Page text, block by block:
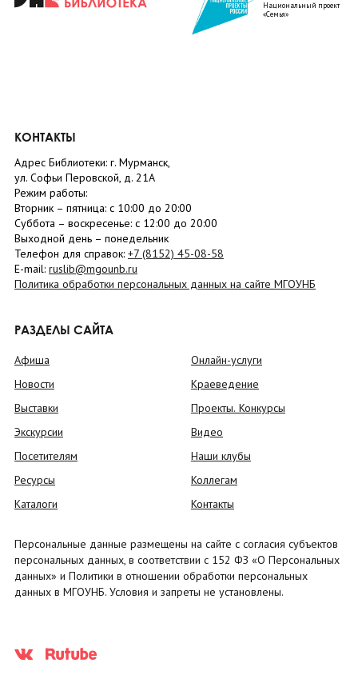
Национальный проект
«Семья»
КОНТАКТЫ
Адрес Библиотеки: г. Мурманск,
ул. Софьи Перовской, д. 21А
Режим работы:
Вторник – пятница: с 10:00 до 20:00
Суббота – воскресенье: c 12:00 до 20:00
Выходной день – понедельник
Телефон для справок: +7 (8152) 45-08-58
E-mail: ruslib@mgounb.ru
Политика обработки персональных данных на сайте МГОУНБ
РАЗДЕЛЫ САЙТА
Афиша
Новости
Выставки
Экскурсии
Посетителям
Ресурсы
Каталоги
Онлайн-услуги
Краеведение
Проекты. Конкурсы
Видео
Наши клубы
Коллегам
Контакты
Персональные данные размещены на сайте с согласия субъектов
персональных данных, в соответствии с 152 ФЗ «О Персональных
данных» и Политики в отношении обработки персональных
данных в МГОУНБ. Условия и запреты не установлены.